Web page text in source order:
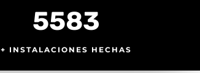
5583
+ INSTALACIONES HECHAS